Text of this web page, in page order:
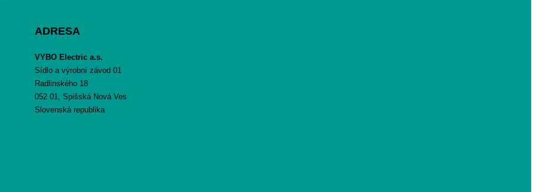
ADRESA
VYBO Electric a.s.
Sídlo a výrobní závod 01
Radlinského 18
052 01, Spišská Nová Ves
Slovenská republika